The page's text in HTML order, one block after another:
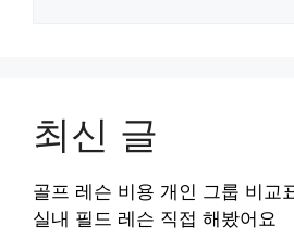
최신 글
골프 레슨 비용 개인 그룹 비교
실내 필드 레슨 직접 해봤어요